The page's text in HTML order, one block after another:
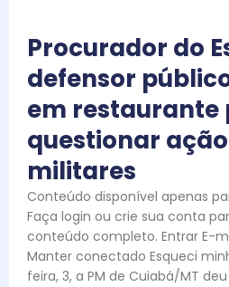
Procurador do
defensor
em restaurante
questionar
militares
Conteúdo disponível apenas
Faça login ou crie sua conta
conteúdo completo. Entrar E-
Manter conectado Esqueci
feira, 3, a PM de Cuiabá/MT